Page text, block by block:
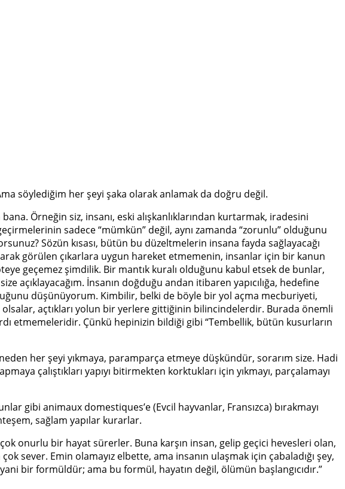
söylediğim her şeyi şaka olarak anlamak da doğru değil.
Örneğin siz, insanı, eski alışkanlıklarından kurtarmak, iradesini
sadece “mümkün” değil, aynı zamanda “zorunlu” olduğunu
Sözün kısası, bütün bu düzeltmelerin insana fayda sağlayacağı
görülen çıkarlara uygun hareket etmemenin, insanlar için bir kanun
geçemez şimdilik. Bir mantık kuralı olduğunu kabul etsek de bunlar,
İnsanın doğduğu andan itibaren yapıcılığa, hedefine
düşünüyorum. Kimbilir, belki de böyle bir yol açma mecburiyeti,
açtıkları yolun bir yerlere gittiğinin bilincindelerdir. Burada önemli
etmemeleridir. Çünkü hepinizin bildiği gibi “Tembellik, bütün kusurların
her şeyi yıkmaya, paramparça etmeye düşkündür, sorarım size. Hadi
çalıştıkları yapıyı bitirmekten korktukları için yıkmayı, parçalamayı
gibi animaux domestiques’e (Evcil hayvanlar, Fransızca) bırakmayı
sağlam yapılar kurarlar.
onurlu bir hayat sürerler. Buna karşın insan, gelip geçici hevesleri olan,
sever. Emin olamayız elbette, ama insanın ulaşmak için çabaladığı şey,
bir formüldür; ama bu formül, hayatın değil, ölümün başlangıcıdır.”